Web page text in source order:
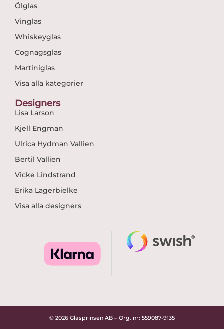
Ölglas
Vinglas
Whiskeyglas
Cognagsglas
Martiniglas
Visa alla kategorier
Designers
Lisa Larson
Kjell Engman
Ulrica Hydman Vallien
Bertil Vallien
Vicke Lindstrand
Erika Lagerbielke
Visa alla designers
© 2026 Glasprinsen AB – Org. nr: 559087-9135